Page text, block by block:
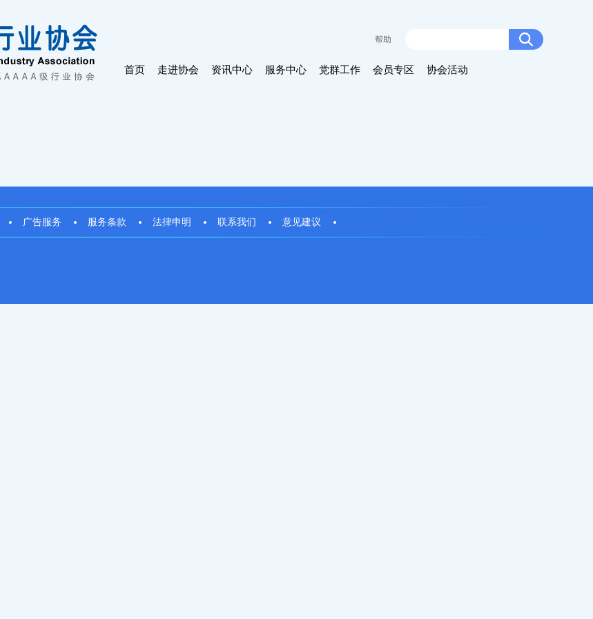
帮助
首页 走进协会 资讯中心 服务中心 党群工作 会员专区 协会活动
广告服务 服务条款 法律申明 联系我们 意见建议